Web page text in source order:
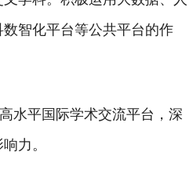
智化平台等公共平台的作
水平国际学术交流平台，深
力。